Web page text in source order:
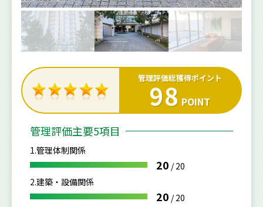
管理評価総獲得ポイント
98 POINT
管理評価主要5項目
1.管理体制関係
20 /20
2.建築・設備関係
20 /20